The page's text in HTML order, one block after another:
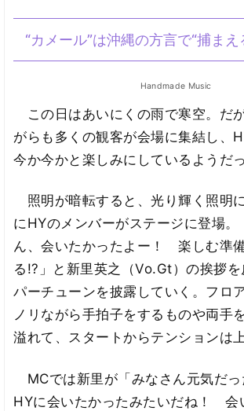
“カメール”は沖縄の方言で“捕ま
Handmade Music
この日はあいにくの雨で寒空。だ
がらも多くの観客が会場に集結し、
今か今かと楽しみにしているようだっ
照明が暗転すると、光り輝く照明
にHYのメンバーがステージに登場。
ん、会いたかったよー！ 楽しむ準
る!?」と新里英之（Vo.Gt）の挨拶を
パーチューンを披露していく。フロ
ノリながら手拍子をするものや両手
溢れて、スタートからテンションは
MCでは新里が「みなさん元気だ
HYに会いたかったみたいだね！ 会